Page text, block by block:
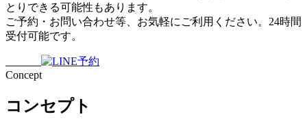
とりできる可能性もあります。
ご予約・お問い合わせ等、お気軽にご利用ください。24時間
受付可能です。
Concept
コンセプト